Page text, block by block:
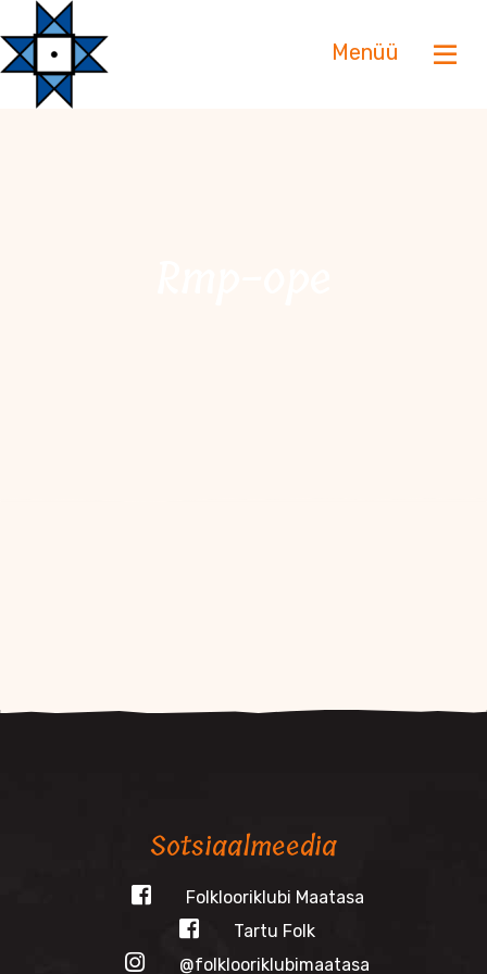
Menüü
Sotsiaalmeedia
Folklooriklubi Maatasa
Tartu Folk
@folklooriklubimaatasa